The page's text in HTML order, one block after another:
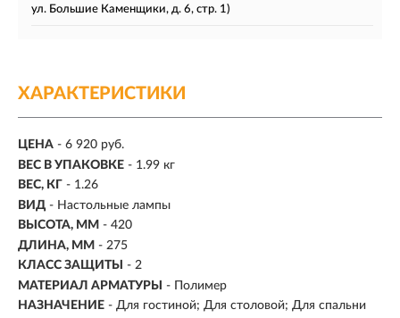
ул. Большие Каменщики, д. 6, стр. 1)
ХАРАКТЕРИСТИКИ
ЦЕНА - 6 920 руб.
ВЕС В УПАКОВКЕ - 1.99 кг
ВЕС, КГ - 1.26
ВИД - Настольные лампы
ВЫСОТА, ММ - 420
ДЛИНА, ММ - 275
КЛАСС ЗАЩИТЫ
- 2
МАТЕРИАЛ АРМАТУРЫ
- Полимер
НАЗНАЧЕНИЕ - Для гостиной; Для столовой; Для спальни